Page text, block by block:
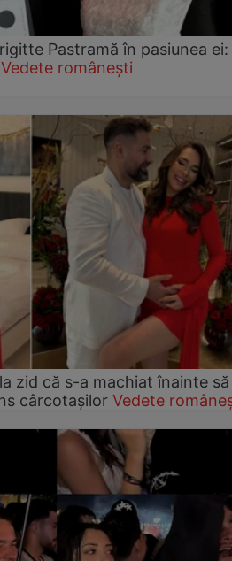
Pastramă în pasiunea ei:
Vedete românești
zid că s-a machiat înainte să
cârcotașilor Vedete